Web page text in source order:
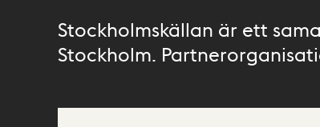
Stockholmskällan är ett
Stockholm.